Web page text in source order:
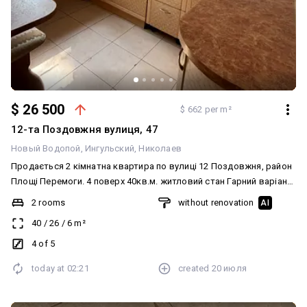
$ 26 500 $ 662 per m²
12-та Поздовжня вулиця, 47
Новый Водопой Ингульский Николаев
Продається 2 кімнатна квартира по вулиці 12 Поздовжня, район
Площі Перемоги. 4 поверх 40кв.м. житловий стан Гарний варіант
як для власного житла так і для здачі в оренду Вартість
квартири 26500$ Запрошуємо на перегляд квартири
2 rooms
40 / 26 / 6 m²
4 of 5
without renovation AI
today at 02:21 created 20 июля